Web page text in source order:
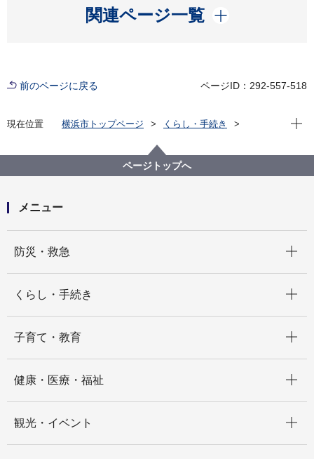
関連ページ一覧
開く
前のページに戻る ページID：292-557-518
現在位置 横浜市トップページ
くらし・手続き
市営自転車駐車場（駐輪場）について
自転車駐車場（駐輪場）を探す
現在
ページトップへ
メニュー
防災・救急
くらし・手続き
子育て・教育
健康・医療・福祉
観光・イベント